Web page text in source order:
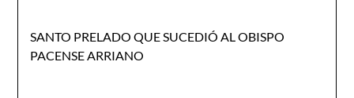
SANTO PRELADO QUE SUCEDIÓ AL OBISPO
PACENSE ARRIANO